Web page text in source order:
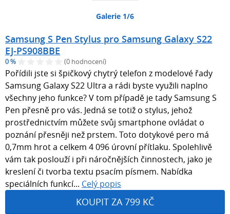
Galerie 1/6
Samsung S Pen Stylus pro Samsung Galaxy S22
EJ-PS908BBE
0 % (0 hodnocení)
Pořídili jste si špičkový chytrý telefon z modelové řady
Samsung Galaxy S22 Ultra a rádi byste využili naplno
všechny jeho funkce? V tom případě je tady Samsung S
Pen přesně pro vás. Jedná se totiž o stylus, jehož
prostřednictvím můžete svůj smartphone ovládat o
poznání přesněji než prstem. Toto dotykové pero má
0,7mm hrot a celkem 4 096 úrovní přítlaku. Spolehlivě
vám tak poslouží i při náročnějších činnostech, jako je
kreslení či tvorba textu psacím písmem. Nabídka
speciálních funkcí... Celý popis
KOUPIT ZA 799 KČ